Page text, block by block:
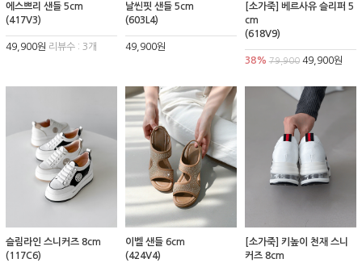
에스쁘리 샌들 5cm
(417V3)
49,900원 리뷰수 : 3개
날씬핏 샌들 5cm
(603L4)
49,900원
[소가죽] 베르사유 슬리퍼 5
cm
(618V9)
38% 79,90049,900원
슬림라인 스니커즈 8cm
(117C6)
이벨 샌들 6cm
(424V4)
[소가죽] 키높이 천재 스니
커즈 8cm